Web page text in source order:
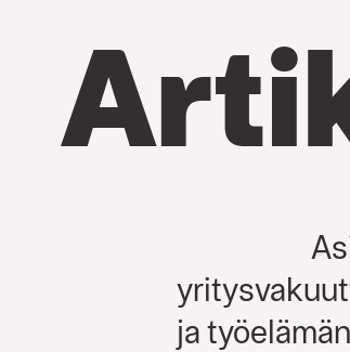
ja